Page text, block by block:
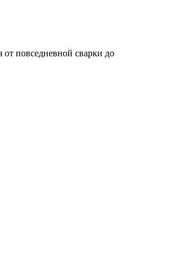
от повседневной сварки до